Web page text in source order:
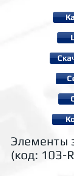
Элементы
(код: 103-